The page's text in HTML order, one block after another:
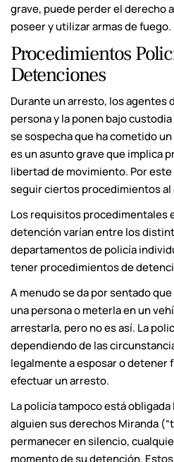
grave, puede perder el derecho
poseer y utilizar armas de fuego.
Procedimientos
Detenciones
Durante un arresto, los agentes
persona y la ponen bajo
se sospecha que ha cometido
es un asunto grave que implica
libertad de movimiento. Por
seguir ciertos procedimientos
Los requisitos procedimentales
detención varían entre los
departamentos de policía
tener procedimientos de
A menudo se da por sentado
una persona o meterla en un
arrestarla, pero no es así. La
dependiendo de las
legalmente a esposar o detener
efectuar un arresto.
La policía tampoco está
alguien sus derechos Miranda
permanecer en silencio,
momento de su detención.